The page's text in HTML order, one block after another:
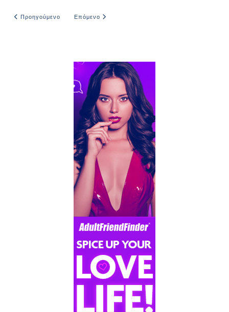
Προηγούμενο άρθρο: ΔΙΑΚΟΠΕΣ ΣΤΗ ΝΑΞΟ
Προηγούμενο Επόμενο άρθρο: Η πρόκληση της Φαίδρας
Επόμενο